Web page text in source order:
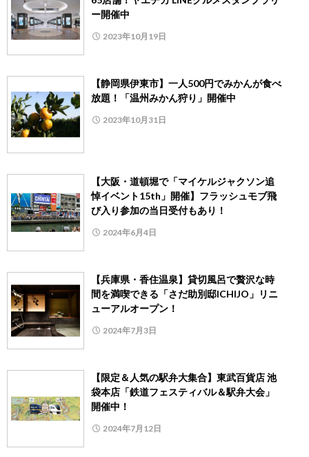
ー開催中
2023年10月19日
【静岡県伊東市】一人500円でみかんが食べ
放題！「温州みかん狩り」開催中
2023年10月31日
【大阪・道頓堀で「マイケルジャクソン追
悼イベント15th」開催】フラッシュモブ飛
び入り参加の当日受付もあり！
2024年6月4日
【兵庫県・香住温泉】貸切風呂で贅沢な時
間を満喫できる「さだ助別邸ICHIJO」リニ
ューアルオープン！
2024年7月3日
【限定＆人気の駅弁大集合】東武百貨店 池
袋本店「鉄道フェスティバル＆駅弁大会」
開催中！
2024年7月12日